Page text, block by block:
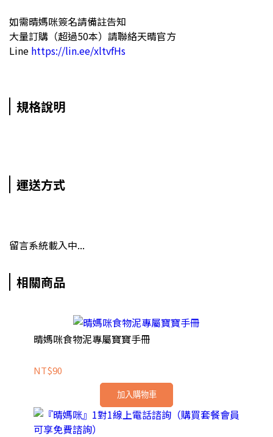
如需晴媽咪簽名請備註告知
大量訂購（超過50本）請聯絡天晴官方
Line https://lin.ee/xltvfHs
規格說明
運送方式
留言系統載入中...
相關商品
晴媽咪食物泥專屬寶寶手冊
NT$90
加入購物車